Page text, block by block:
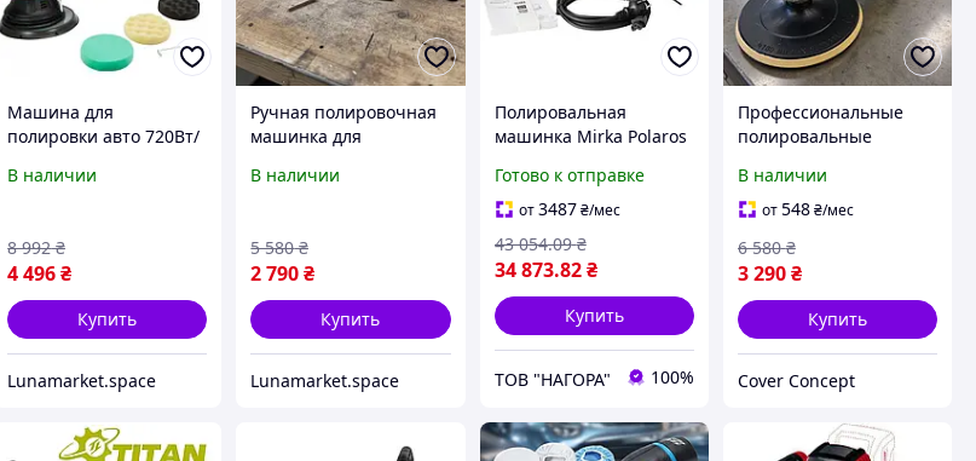
Машина для
полировки авто 720Вт/
Профессиональные
Электрическая машина
для шлифования, QLL
В наличии
4 496₴
8 992 ₴
Купить
Lunamarket.space
Ручная полировочная
машинка для
180мм) INTERTOOL,
машинки для авто, QLL
В наличии
2 790₴
5 580 ₴
Купить
Lunamarket.space
Полировальная
машинка Mirka Polaros
мм, профессиональная
для авто и гелькоута
Готово к отправке
от3487 ₴/мес
34 873.82 ₴
43 054.09 ₴
Купить
ТОВ "НАГОРА" 100%
Профессиональные
полировальные
2100W ProCraft
(Германия), Ручная
машинка для
шлифовки, FRC
В наличии
от548₴/мес
3 290₴
6 580 ₴
Купить
Cover Concept